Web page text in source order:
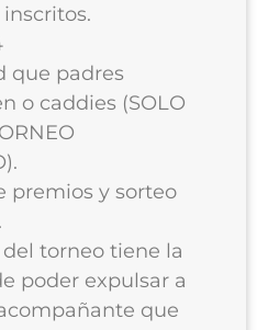
que padres
o caddies (SOLO
premios y sorteo
torneo tiene la
poder expulsar a
que